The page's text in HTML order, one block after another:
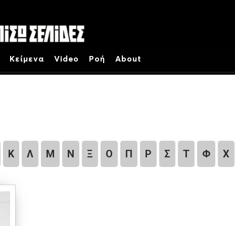
Κείμενα Video Ροή About
Κ Λ Μ Ν Ξ Ο Π Ρ Σ Τ Φ Χ